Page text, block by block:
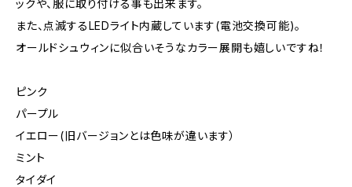
ックや、服に取り付ける事も出来ます。
また、点滅するLEDライト内蔵しています(電池交換可能)。
オールドシュウィンに似合いそうなカラー展開も嬉しいですね！
ピンク
パープル
イエロー(旧バージョンとは色味が違います）
ミント
タイダイ